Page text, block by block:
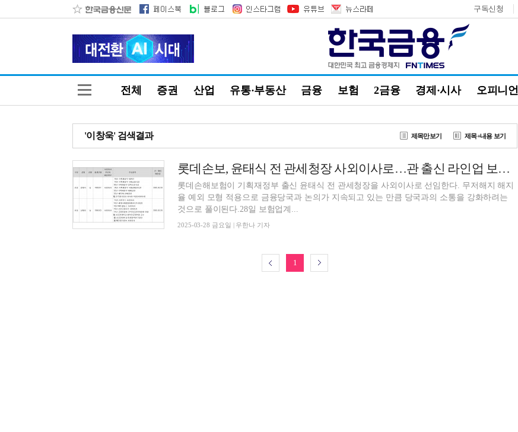
구독신청
전체 증권 산업 유통·부동산 금융 보험 2금융 경제·시사 오피니언
'이창욱' 검색결과 제목만보기 제목+내용 보기
롯데손보, 윤태식 전 관세청장 사외이사로…관 출신 라인업 보강 [보험사 사외이사 풍향계]
롯데손해보험이 기획재정부 출신 윤태식 전 관세청장을 사외이사로 선임한다. 무저해지 해지
율 예외 모형 적용으로 금융당국과 논의가 지속되고 있는 만큼 당국과의 소통을 강화하려는
것으로 풀이된다.28일 보험업계...
2025-03-28 금요일 | 우한나 기자
1